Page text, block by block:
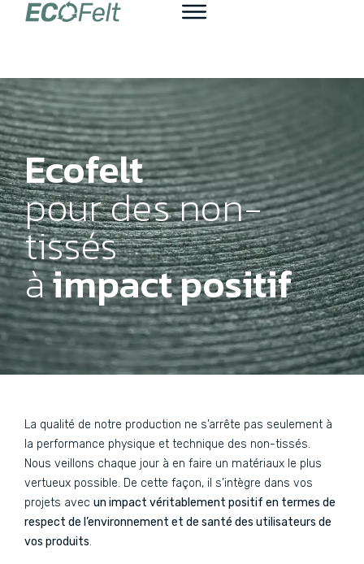
Ecofelt
pour des non-
tissés
àimpact positif
La qualité de notre production ne s’arrête pas seulement à
la performance physique et technique des non-tissés.
Nous veillons chaque jour à en faire un matériaux le plus
vertueux possible. De cette façon, il s’intègre dans vos
projets avec un impact véritablement positif en termes de
respect de l’environnement et de santé des utilisateurs de
vos produits.